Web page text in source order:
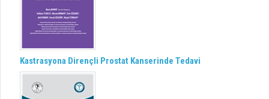
Kastrasyona Dirençli Prostat Kanserinde Tedavi